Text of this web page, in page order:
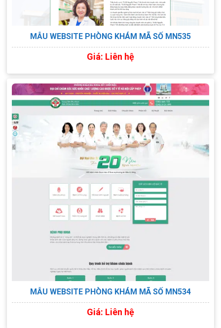
XEM TRỰC TIẾP XEM PDF CHI TIẾT
MẪU WEBSITE PHÒNG KHÁM MÃ SỐ MN535
Giá: Liên hệ
MẪU WEBSITE PHÒNG KHÁM MÃ SỐ MN534
Giá: Liên hệ